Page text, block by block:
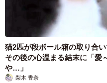
猫2匹が段ボール箱の取り合
その後の心温まる結末に「愛
や…」
梨木 香奈